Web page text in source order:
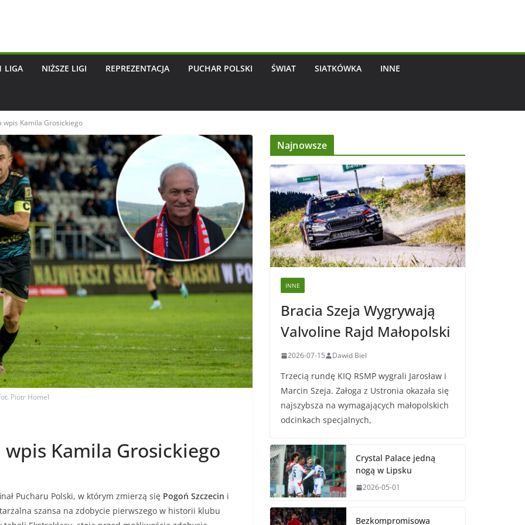
LIGA NIŻSZE LIGI REPREZENTACJA PUCHAR POLSKI ŚWIAT SIATKÓWKA INNE
wpis Kamila Grosickiego
Piotr Homel
Kamila Grosickiego
Pucharu Polski, w którym zmierzą się Pogoń Szczecin i
szansa na zdobycie pierwszego w historii klubu
Najnowsze
INNE
Bracia Szeja Wygrywają
Valvoline Rajd Małopolski
2026-07-15 Dawid Biel
Trzecią rundę KIQ RSMP wygrali Jarosław i
Marcin Szeja. Załoga z Ustronia okazała się
najszybsza na wymagających małopolskich
odcinkach specjalnych,
Crystal Palace jedną
nogą w Lipsku
2026-05-01
Bezkompromisowa